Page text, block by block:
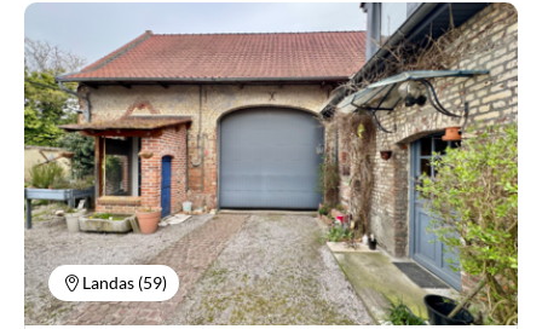
plus de 40m², un poulailler et un potager. L'entrée
dispose d'un dressing et vous invite à passer dans la
pièce de vie de 38m² avec baie vitrée et vide sur
hall. La cuisine y est juxtaposée, elle est bien
équipée et dispose de nombreux rangements. Dans
le prolongement se trouve une chambre, une pièce
de vie avec une seconde cuisine, une salle de bain
et une buanderie avec dressing : de quoi loger vos
proches en toute autonomie, créer une chambre
d'hôte, ou avoir un espace parental rien que pour
vous. L'étage dispose d'un grand palier pouvant
accueillir un bureau ou une salle de jeux. 4
chambres, un dressing et une salle de bain avec
douche + baignoire et WC . On adore : - Le calme
du lieu et la proximité avec la nature - Les volumes
Landas (59)